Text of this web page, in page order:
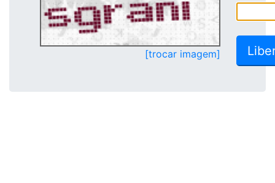
[trocar imagem]